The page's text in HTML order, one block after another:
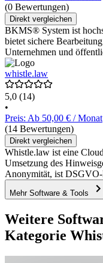
(0 Bewertungen)
Direkt vergleichen
BKMS® System ist
bietet sichere
Unternehmen und
whistle.law
5,0 (14)
•
Preis: Ab 50,00 € / Monat
(14 Bewertungen)
Direkt vergleichen
Whistle.law ist eine
Umsetzung des
Anonymität, ist
Mehr Software & Tools
Weitere
Kategorie